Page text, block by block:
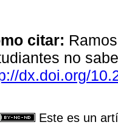
citar:
no
dx.doi.org/
Este es un